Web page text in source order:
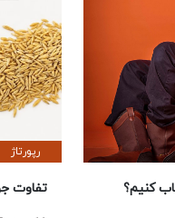
کنیم؟
رپورتاژ
تفاوت